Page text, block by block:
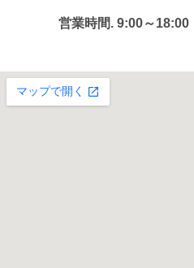
営業時間. 9:00～18:00